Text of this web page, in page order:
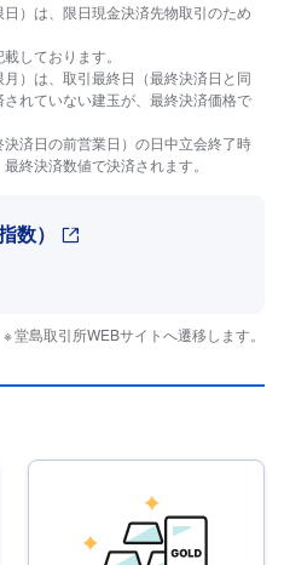
）は、限日現金決済先物取引のため
しております。
）は、取引最終日（最終決済日と同
れていない建玉が、最終決済価格で
済日の前営業日）の日中立会終了時
終決済数値で決済されます。
数）
堂島取引所WEBサイトへ遷移します。